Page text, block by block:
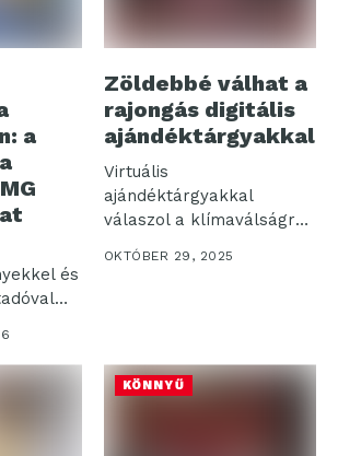
a
és
Zöldebbé válhat a
rajongás digitális
ajándéktárgyakkal
Virtuális
ajándéktárgyakkal
válaszol a klímaválságra
egy magyar csapat
Virtuális relikviákkal
OKTÓBER 29, 2025
KÖNNYŰ